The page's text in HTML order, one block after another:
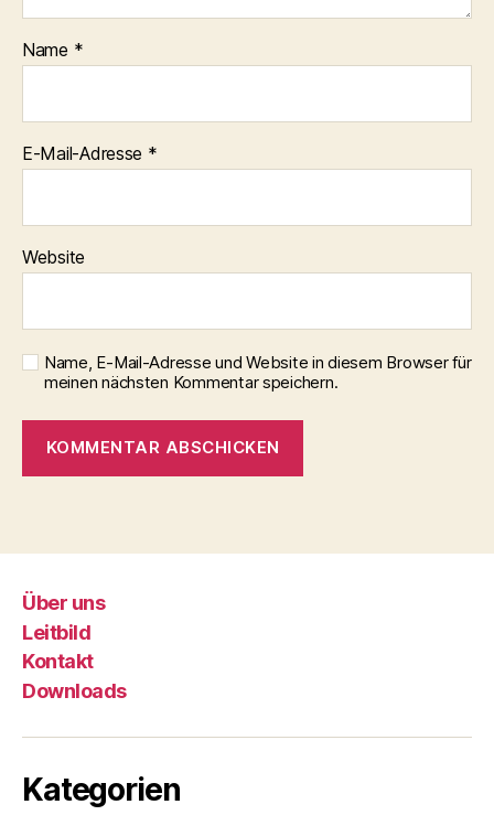
Name *
E-Mail-Adresse *
Website
Name, E-Mail-Adresse und Website in diesem Browser für
meinen nächsten Kommentar speichern.
Über uns
Leitbild
Kontakt
Downloads
Kategorien